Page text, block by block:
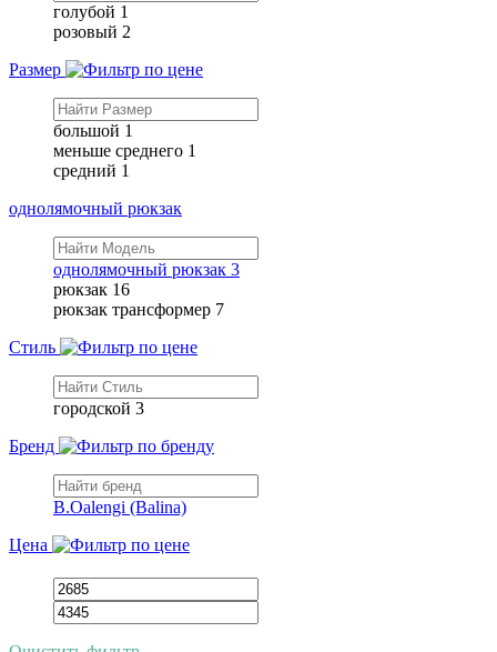
голубой 1
розовый 2
Размер
большой 1
меньше среднего 1
средний 1
однолямочный рюкзак
однолямочный рюкзак 3
рюкзак 16
рюкзак трансформер 7
Стиль
городской 3
Бренд
B.Oalengi (Balina)
Цена